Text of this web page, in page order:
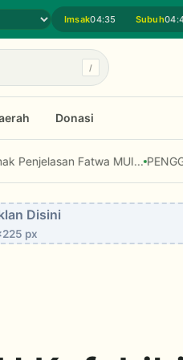
sholat Imsak04:35 Subuh
/
Donasi
Bolehkah Zakat Digunakan untuk
Disini
px